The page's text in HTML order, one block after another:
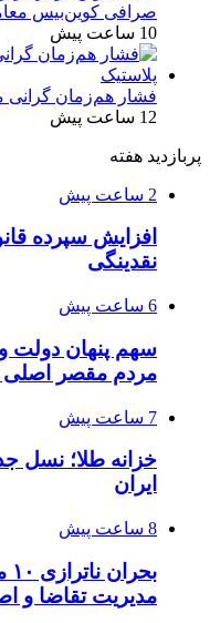
صرافی کوین‌بیس معاملات ۶ رمزارز را
10 ساعت پیش
فشار هم‌زمان گرانی
12 ساعت پیش
پربازدید هفته
2 ساعت پیش
افزایش سپرده
نقدینگی
6 ساعت پیش
سهم پنهان دولت و
مردم مقصر اصلی
7 ساعت پیش
خزانه طلا؛ نسل
ایران
8 ساعت پیش
مدیریت تقاضا و